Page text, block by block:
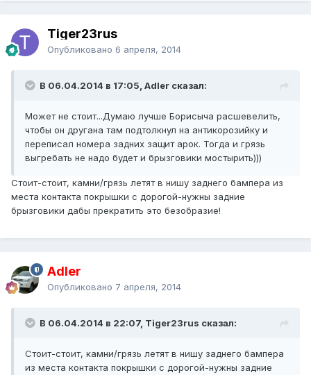
Tiger23rus
Опубликовано 6 апреля, 2014
В 06.04.2014 в 17:05, Adler сказал:
Может не стоит...Думаю лучше Борисыча расшевелить,
чтобы он другана там подтолкнул на антикорозийку и
переписал номера задних защит арок. Тогда и грязь
выгребать не надо будет и брызговики мостырить)))
Стоит-стоит, камни/грязь летят в нишу заднего бампера из
места контакта покрышки с дорогой-нужны задние
брызговики дабы прекратить это безобразие!
Adler
Опубликовано 7 апреля, 2014
В 06.04.2014 в 22:07, Tiger23rus сказал:
Стоит-стоит, камни/грязь летят в нишу заднего бампера
из места контакта покрышки с дорогой-нужны задние